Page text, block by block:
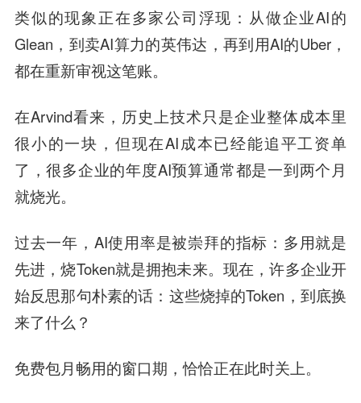
类似的现象正在多家公司浮现：从做企业AI的
Glean，到卖AI算力的英伟达，再到用AI的Uber，
都在重新审视这笔账。
在Arvind看来，历史上技术只是企业整体成本里
很小的一块，但现在AI成本已经能追平工资单
了，很多企业的年度AI预算通常都是一到两个月
就烧光。
过去一年，AI使用率是被崇拜的指标：多用就是
先进，烧Token就是拥抱未来。现在，许多企业开
始反思那句朴素的话：这些烧掉的Token，到底换
来了什么？
免费包月畅用的窗口期，恰恰正在此时关上。